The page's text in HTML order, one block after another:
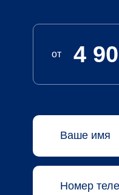
от 4
Ваше имя
Номер